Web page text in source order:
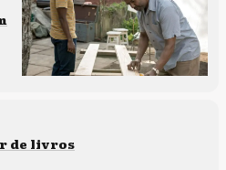
de livros